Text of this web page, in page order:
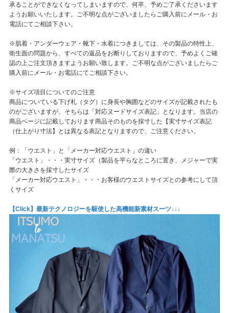
承ることができなくなってしまいますので、何卒、予めご了承くださいます
ようお願いいたします。ご不明な点がございましたらご購入前にメール・お
電話にてご相談下さい。
※肌着・アンダーウェア・靴下・水着につきましては、その製品の特性上、
衛生面の問題から、すべての返品をお断りしておりますので、予めよくご確
認の上ご注文頂きますようお願い致します。ご不明な点がございましたらご
購入前にメール・お電話にてご相談下さい。
※サイズ項目についてのご注意
商品についている下げ札（タグ）に身長や胸囲などのサイズが記載されたも
のがございますが、そちらは「対応ヌードサイズ表記」となります。当店の
商品ページに記載しております商品そのものを採寸した【実寸サイズ表記
（仕上がり寸法】とは異なる表記となりますので、ご注意ください。
例：「ウエスト」と「メーカー対応ウエスト」の違い
「ウエスト」・・・実寸サイズ（製品を平らなところに置き、メジャーで実
際の大きさを採寸したサイズ
「メーカー対応ウエスト」・・・お客様のウエストサイズとの参考にして頂
くサイズ
【Click】最新テクノロジーを駆使した高機能新素材スーツ↓↓↓